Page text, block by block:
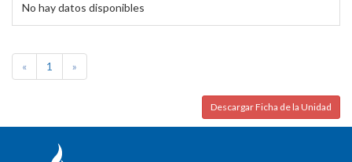
No hay datos disponibles
« 1 »
Descargar Ficha de la Unidad